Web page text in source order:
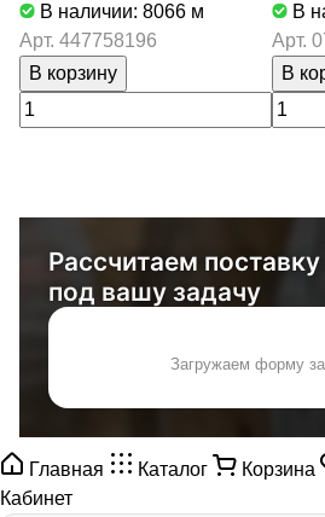
В наличии: 8066 м
Арт. 447758196
В корзину
В
Арт.
В
Рассчитаем
под вашу задачу
Загружаем форму
Главная Каталог Корзина
Кабинет